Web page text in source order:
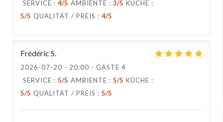
SERVICE : 4/5 AMBIENTE : 3/5 KÜCHE :
5/5 QUALITÄT / PREIS : 4/5
Frédéric S
2026-07-20 - 20:00 - GÄSTE 4
SERVICE : 5/5 AMBIENTE : 5/5 KÜCHE :
5/5 QUALITÄT / PREIS : 5/5